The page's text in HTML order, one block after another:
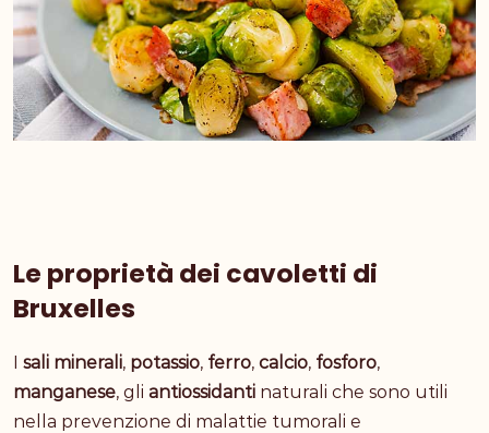
Le proprietà dei cavoletti di
Bruxelles
I sali minerali, potassio, ferro, calcio, fosforo,
manganese, gli antiossidanti naturali che sono utili
nella prevenzione di malattie tumorali e